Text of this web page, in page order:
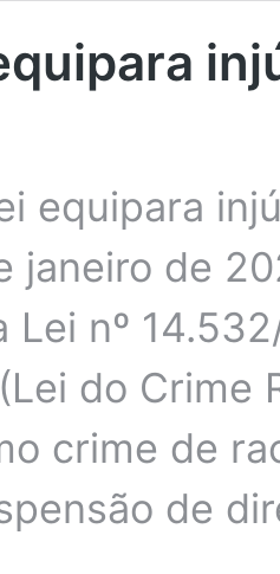
equipara
janeiro de
Lei nº
do Crime
crime de
de